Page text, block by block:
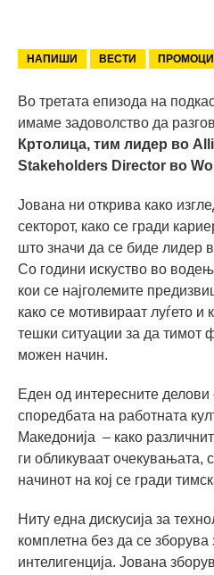
НАПИШИ ВЕСТИ
Во третата епизода на
имаме задоволство да
Кртолица, тим лидер во
Stakeholders Director во
Јована ни открива како
секторот, како се гради
што значи да се биде лидер
Со години искуство во
кои се најголемите
како се мотивираат луѓето и
тешки ситуации за да тимот
можен начин.
Еден од интересните
споредбата на работната
Македонија – како
ги обликуваат очекувањата,
начинот на кој се гради
Ниту една дискусија за
комплетна без да се зборува
интелигенција. Јована